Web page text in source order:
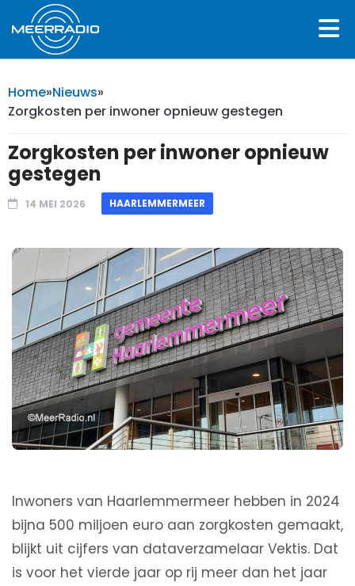
Home»Nieuws»
Zorgkosten per inwoner opnieuw gestegen
Zorgkosten per inwoner opnieuw
gestegen
14 MEI 2026 HAARLEMMERMEER
Inwoners van Haarlemmermeer hebben in 2024
bijna 500 miljoen euro aan zorgkosten gemaakt,
blijkt uit cijfers van dataverzamelaar Vektis. Dat
is voor het vierde jaar op rij meer dan het jaar